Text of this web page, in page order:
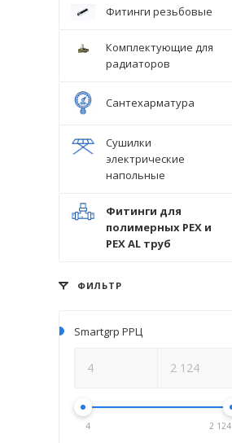
Фитинги резьбовые
Комплектующие для
радиаторов
Сантехарматура
Сушилки
электрические
напольные
Фитинги для
полимерных PEX и
PEX AL труб
ФИЛЬТР
Smartgrp РРЦ
4 2 124